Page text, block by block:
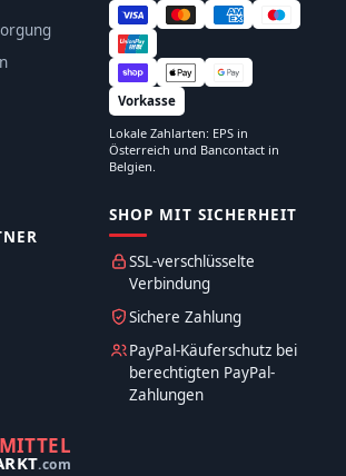
Vorkasse
Lokale Zahlarten: EPS in
Österreich und Bancontact in
Belgien.
SHOP MIT SICHERHEIT
SSL-verschlüsselte
Verbindung
Sichere Zahlung
PayPal-Käuferschutz bei
berechtigten PayPal-
Zahlungen
.com